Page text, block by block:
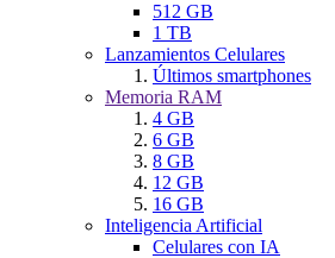
512 GB
1 TB
Lanzamientos Celulares
Últimos smartphones
Memoria RAM
4 GB
6 GB
8 GB
12 GB
16 GB
Inteligencia Artificial
Celulares con IA